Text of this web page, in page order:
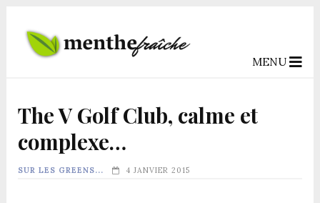
MENU
The V Golf Club, calme et
complexe…
SUR LES GREENS... 4 JANVIER 2015